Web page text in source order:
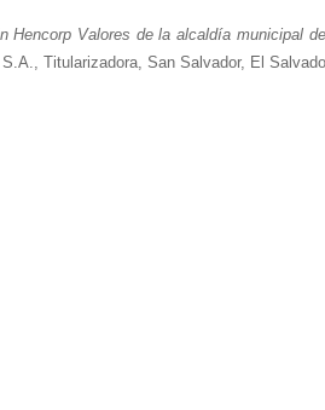
Valores de la alcaldía municipal
Titularizadora, San Salvador, El